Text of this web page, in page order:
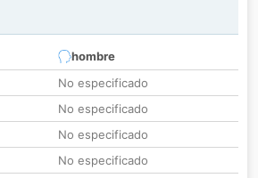
hombre
No especificado
No especificado
No especificado
No especificado